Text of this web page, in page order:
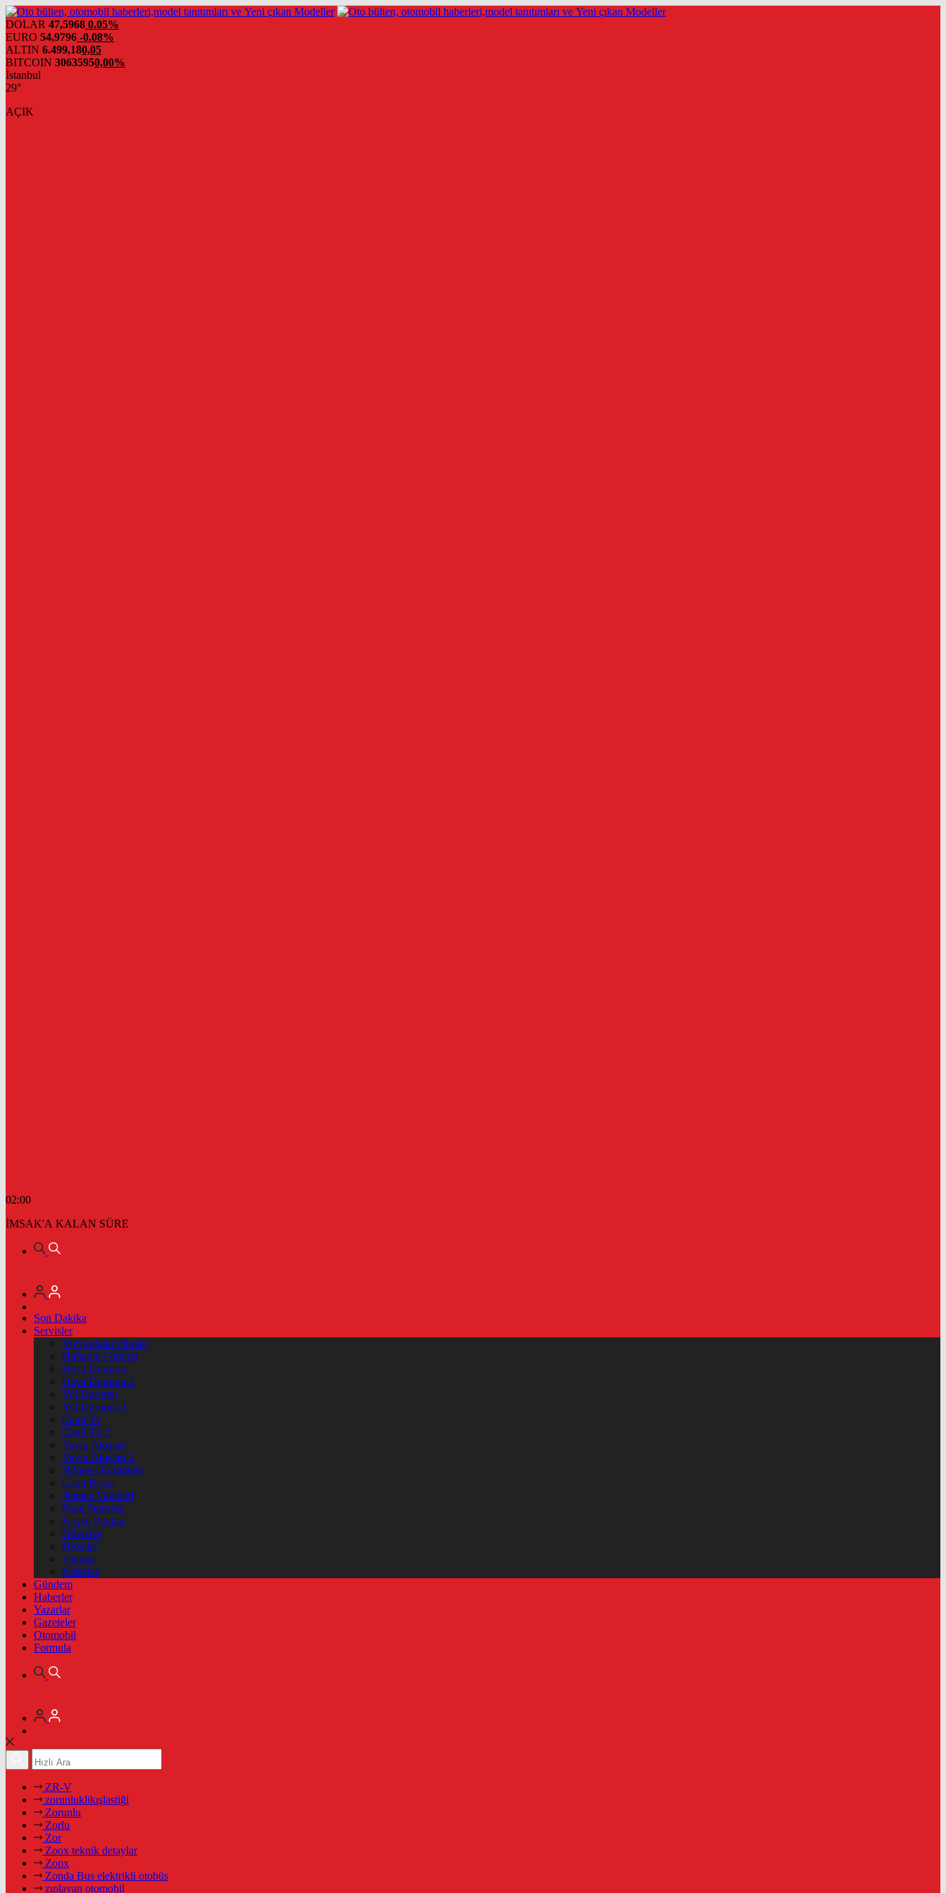
DOLAR 47,5968 0.05%
EURO 54,9796 -0.08%
ALTIN 6.499,180,05
BITCOIN 30635950,00%
İstanbul
29°
AÇIK
02:00
İMSAK'A KALAN SÜRE
Son Dakika
Servisler
Vizyondaki Filmler
Haftanin Filmleri
Hava Durumu
Hava Durumu 2
Yol Durumu
Yol Durumu 2
Canlı Tv
Canlı Tv 2
Yayın Akışları
Yayın Akışları 2
Nöbetçi Eczaneler
Canlı Borsa
Namaz Vakitleri
Puan Durumu
Kripto Paralar
Dövizler
Hisseler
Altınlar
Pariteler
Gündem
Haberler
Yazarlar
Gazeteler
Otomobil
Formula
ZR-V
zorunluklikışlastiği
Zorunlu
Zorlu
Zor
Zoox teknik detaylar
Zoox
Zonda Bus elektrikli otobüs
zıplayan otomobil